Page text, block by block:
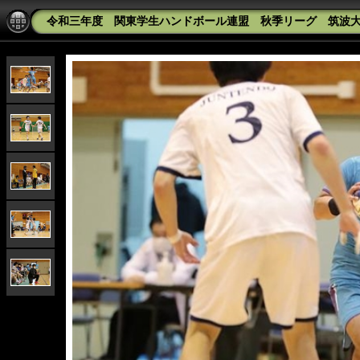
令和三年度 関東学生ハンドボール連盟 秋季リーグ 筑波